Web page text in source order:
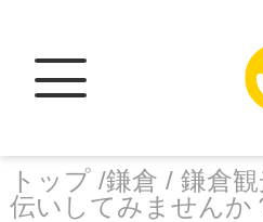
トップ /鎌倉 / 鎌倉
伝いしてみませんか